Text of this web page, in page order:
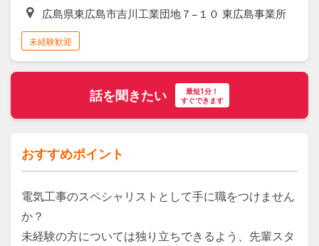
広島県東広島市吉川工業団地７−１０ 東広島事業所
未経験歓迎
話を聞きたい
最短1分！
すぐできます
おすすめポイント
電気工事のスペシャリストとして手に職をつけません
か？
未経験の方については独り立ちできるよう、先輩スタ